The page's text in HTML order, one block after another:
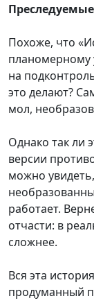
Похоже, что
планомерному
на
это делают?
мол,
Однако так ли
версии
можно
работает.
отчасти: в
сложнее.
Вся эта
продуманный